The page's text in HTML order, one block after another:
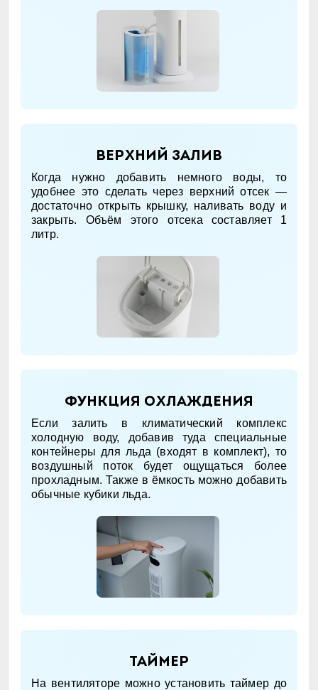
Верхний залив
Когда нужно добавить немного воды, то
удобнее это сделать через верхний отсек —
достаточно открыть крышку, наливать воду и
закрыть. Объём этого отсека составляет 1
литр.
Функция охлаждения
Если залить в климатический комплекс
холодную воду, добавив туда специальные
контейнеры для льда (входят в комплект), то
воздушный поток будет ощущаться более
прохладным. Также в ёмкость можно добавить
обычные кубики льда.
Таймер
На вентиляторе можно установить таймер до